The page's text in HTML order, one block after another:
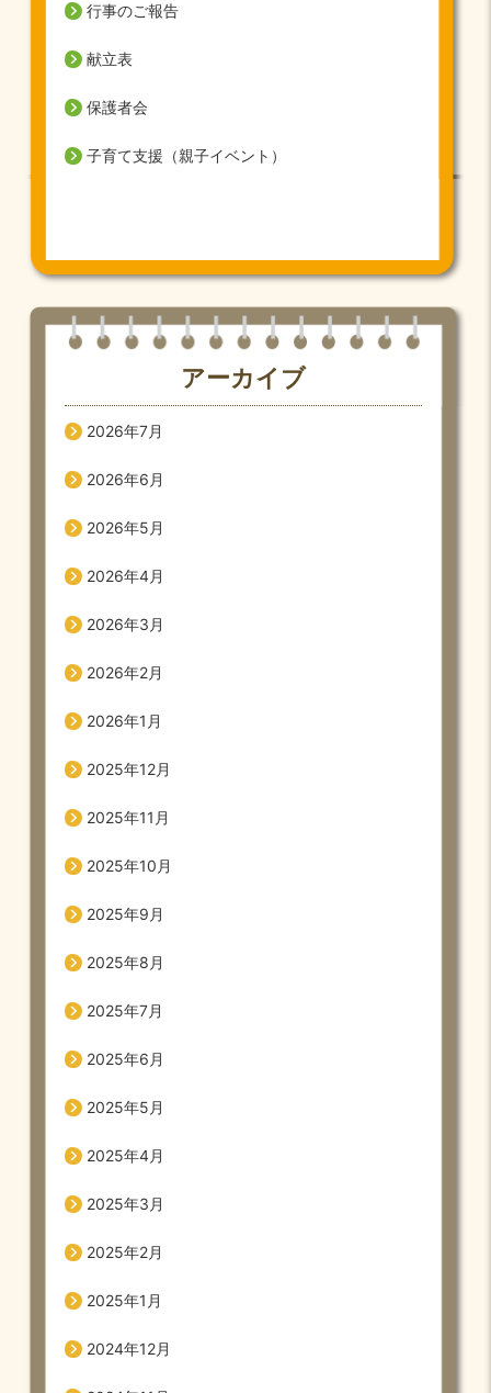
行事のご報告
献立表
保護者会
子育て支援（親子イベント）
アーカイブ
2026年7月
2026年6月
2026年5月
2026年4月
2026年3月
2026年2月
2026年1月
2025年12月
2025年11月
2025年10月
2025年9月
2025年8月
2025年7月
2025年6月
2025年5月
2025年4月
2025年3月
2025年2月
2025年1月
2024年12月